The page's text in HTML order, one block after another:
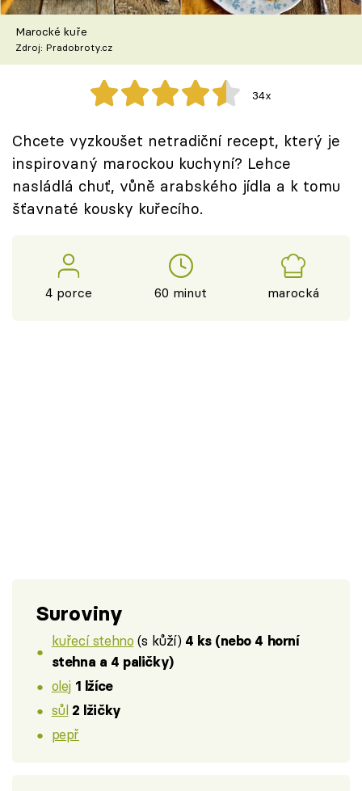
Škola vaření
Recepty z TV
Speciál: Cuketa
Těhotnej kuchař
Sledujte prima+
Sledujte nás
Marocké kuře
Zdroj: Pradobroty.cz
34x
Chcete vyzkoušet netradiční recept, který je
inspirovaný marockou kuchyní? Lehce
nasládlá chuť, vůně arabského jídla a k tomu
šťavnaté kousky kuřecího.
4 porce 60 minut marocká
Suroviny
kuřecí stehno (s kůží) 4 ks (nebo 4 horní
stehna a 4 paličky)
olej 1 lžíce
sůl 2 lžičky
pepř